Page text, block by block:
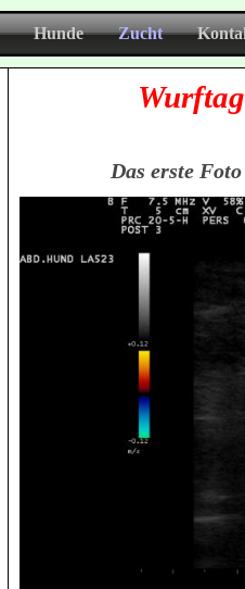
Hunde Zucht
Das erste